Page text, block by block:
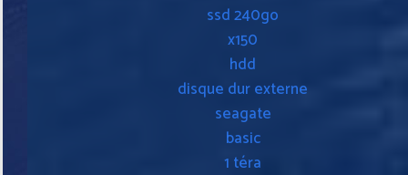
ssd 240go
x150
hdd
disque dur externe
seagate
basic
1 téra